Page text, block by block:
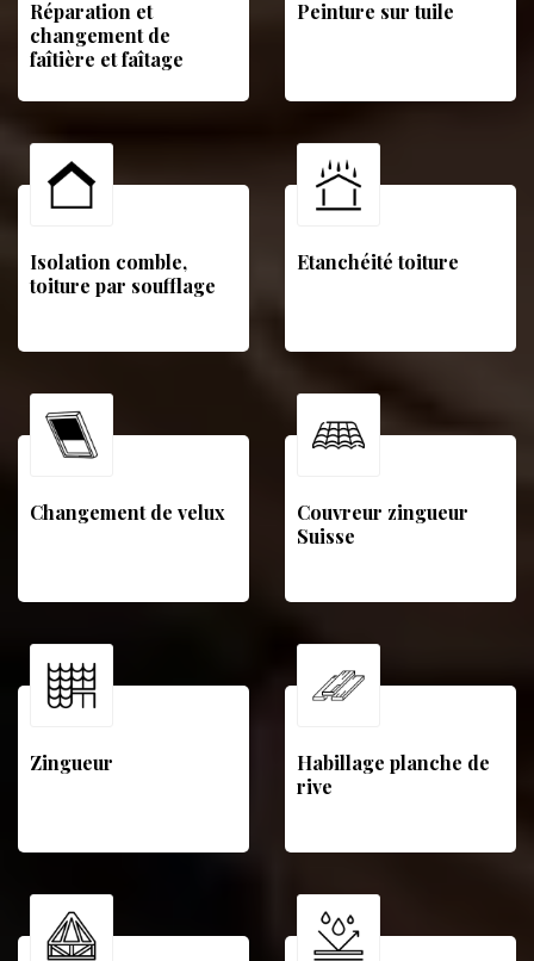
Réparation et
changement de
faîtière et faîtage
Peinture sur tuile
Isolation comble,
toiture par soufflage
Etanchéité toiture
Changement de velux
Couvreur zingueur
Suisse
Zingueur
Habillage planche de
rive